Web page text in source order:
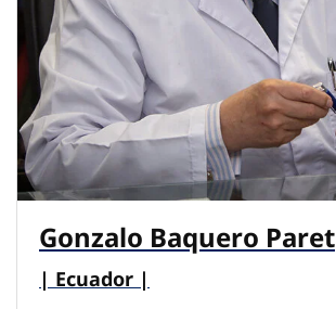
Gonzalo Baquero Paret
| Ecuador |